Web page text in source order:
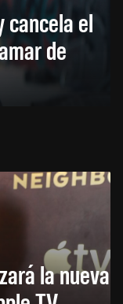
cancela el
de
la nueva